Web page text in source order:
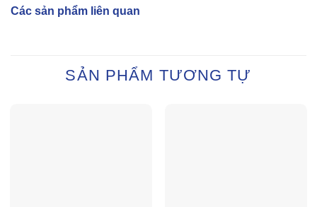
Các sản phẩm liên quan
SẢN PHẨM TƯƠNG TỰ